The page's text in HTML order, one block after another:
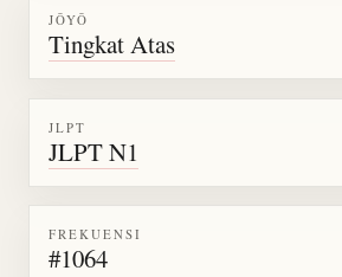
JŌYŌ
Tingkat Atas
JLPT
JLPT N1
FREKUENSI
#1064